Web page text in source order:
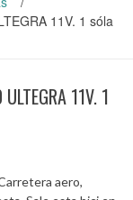
11V. 1 sóla
11V. 1
aero,